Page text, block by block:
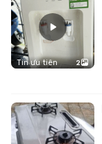
Tin ưu tiên 2